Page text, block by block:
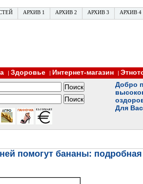
АРХИВ 1 АРХИВ 2 АРХИВ 3 АРХИВ 4
| Здоровье | Интернет-магазин |
Добро
Для
помогут бананы: